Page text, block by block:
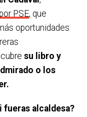
ál te gustaría
Me gustaría ir
que has
PSE, que
oportunidades
su libro y
o los
fueras alcaldesa?